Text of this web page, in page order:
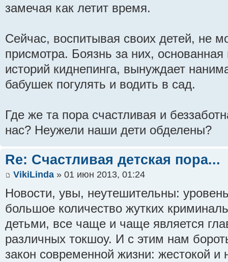
замечая как летит время.
Сейчас, воспитывая своих детей, не
присмотра. Боязнь за них,
историй киднепинга, вынуждает
бабушек погулять и водить в сад.
Где же та пора счастливая и
нас? Неужели наши дети обделены?
Re: Счастливая детская пора...
VikiLinda » 01 июн 2013, 01:24
Новости, увы, неутешительны:
большое количество жутких
детьми, все чаще и чаще является
различных токшоу. И с этим нам
закон современной жизни: жестокой и